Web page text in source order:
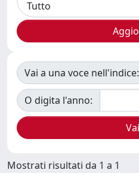
Vai a una voce nell'indice:
O digita l'anno:
Mostrati risultati da 1 a 1